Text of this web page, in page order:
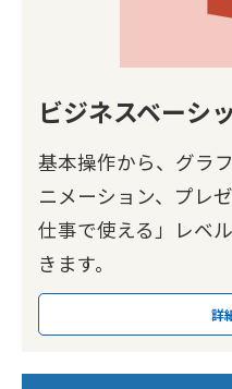
ビジネスベーシ
基本操作から、グラ
ニメーション、プレ
仕事で使える」レベ
きます。
詳